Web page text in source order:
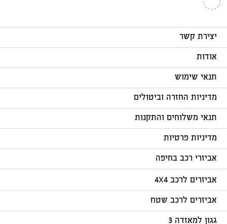
יצירת קשר
אודות
תנאי שימוש
מדיניות החזרה וביטולים
תנאי משלוחים והתקנות
מדיניות פרטיות
אביזרי רכב בחיפה
אביזרים לרכב 4X4
אביזרים לרכב שטח
גגון למאזדה 3